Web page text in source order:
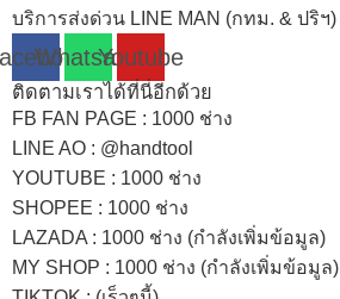
บริการส่งด่วน LINE MAN (กทม. & ปริฯ)
WhatsappYoutube
ติดตามเราได้ที่นี่อีกด้วย
FB FAN PAGE : 1000 ช่าง
LINE AO : @handtool
YOUTUBE : 1000 ช่าง
SHOPEE : 1000 ช่าง
LAZADA : 1000 ช่าง (กำลังเพิ่มข้อมูล)
MY SHOP : 1000 ช่าง (กำลังเพิ่มข้อมูล)